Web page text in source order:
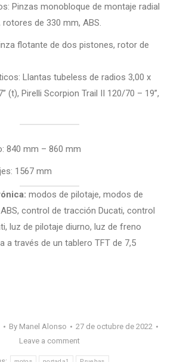
Pinzas monobloque de montaje radial
de 330 mm, ABS.
flotante de dos pistones, rotor de
Llantas tubeless de radios 3,00 x
(t), Pirelli Scorpion Trail II 120/70 – 19”,
840 mm – 860 mm
1567 mm
modos de pilotaje, modos de
control de tracción Ducati, control
luz de pilotaje diurno, luz de freno
a través de un tablero TFT de 7,5
By Manel Alonso
27 de octubre de 2022
Leave a comment